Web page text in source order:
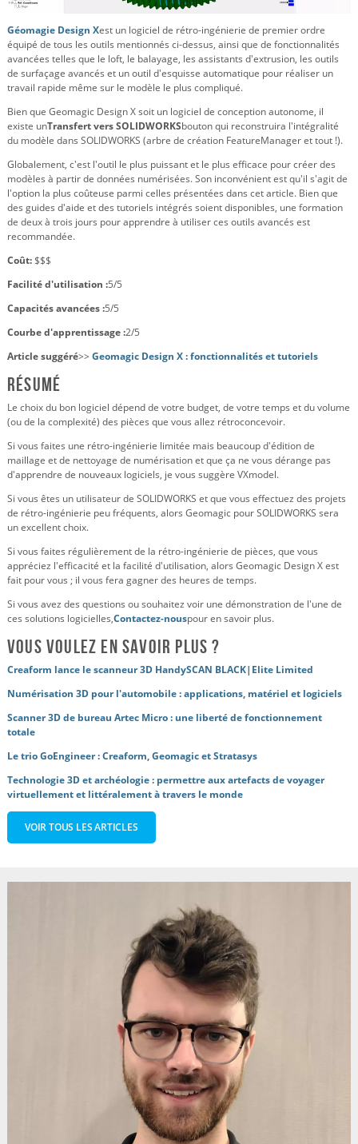
Géomagie Design Xest un logiciel de rétro-ingénierie de premier ordre
équipé de tous les outils mentionnés ci-dessus, ainsi que de fonctionnalités
avancées telles que le loft, le balayage, les assistants d'extrusion, les outils
de surfaçage avancés et un outil d'esquisse automatique pour réaliser un
travail rapide même sur le modèle le plus compliqué.
Bien que Geomagic Design X soit un logiciel de conception autonome, il
existe unTransfert vers SOLIDWORKSbouton qui reconstruira l'intégralité
du modèle dans SOLIDWORKS (arbre de création FeatureManager et tout !).
Globalement, c'est l'outil le plus puissant et le plus efficace pour créer des
modèles à partir de données numérisées. Son inconvénient est qu'il s'agit de
l'option la plus coûteuse parmi celles présentées dans cet article. Bien que
des guides d'aide et des tutoriels intégrés soient disponibles, une formation
de deux à trois jours pour apprendre à utiliser ces outils avancés est
recommandée.
Coût:$$$
Facilité d'utilisation :5/5
Capacités avancées :5/5
Courbe d'apprentissage :2/5
Article suggéré>> Geomagic Design X : fonctionnalités et tutoriels
Résumé
Le choix du bon logiciel dépend de votre budget, de votre temps et du volume
(ou de la complexité) des pièces que vous allez rétroconcevoir.
Si vous faites une rétro-ingénierie limitée mais beaucoup d'édition de
maillage et de nettoyage de numérisation et que ça ne vous dérange pas
d'apprendre de nouveaux logiciels, je vous suggère VXmodel.
Si vous êtes un utilisateur de SOLIDWORKS et que vous effectuez des projets
de rétro-ingénierie peu fréquents, alors Geomagic pour SOLIDWORKS sera
un excellent choix.
Si vous faites régulièrement de la rétro-ingénierie de pièces, que vous
appréciez l'efficacité et la facilité d'utilisation, alors Geomagic Design X est
fait pour vous ; il vous fera gagner des heures de temps.
Si vous avez des questions ou souhaitez voir une démonstration de l'une de
ces solutions logicielles,Contactez-nouspour en savoir plus.
Vous voulez en savoir plus ?
Creaform lance le scanneur 3D HandySCAN BLACK|Elite Limited
Numérisation 3D pour l'automobile : applications, matériel et logiciels
Scanner 3D de bureau Artec Micro : une liberté de fonctionnement
totale
Le trio GoEngineer : Creaform, Geomagic et Stratasys
Technologie 3D et archéologie : permettre aux artefacts de voyager
virtuellement et littéralement à travers le monde
VOIR TOUS LES ARTICLES